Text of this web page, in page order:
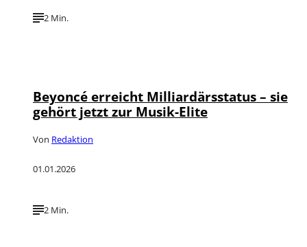
2 Min.
Beyoncé erreicht Milliardärsstatus – sie
gehört jetzt zur Musik-Elite
Von Redaktion
01.01.2026
2 Min.